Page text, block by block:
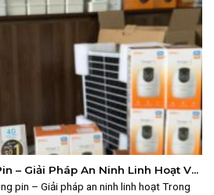
– Giải Pháp An Ninh Linh Hoạt Với
pin – Giải pháp an ninh linh hoạt Trong